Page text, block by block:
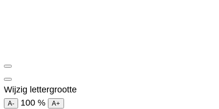
Wijzig lettergrootte
A- 100 %
A+